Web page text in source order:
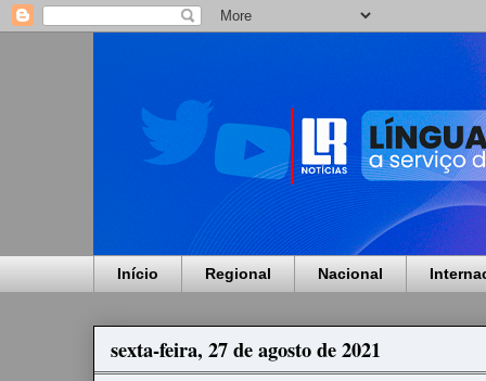
Início Regional Nacional
sexta-feira, 27 de agosto de 2021